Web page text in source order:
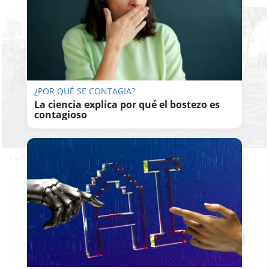
La Policía Local de Sevilla en la zona donde se ha producido el atraco.
LAVOZDELSUR.ES
05/08/2021Actualizado: 05/08/2021 - 10:31
Facebook
X WhatsApp
Copy
Link
Guardar 0
¿POR QUÉ SE CONTAGIA?
La ciencia explica por qué el bostezo es
contagioso